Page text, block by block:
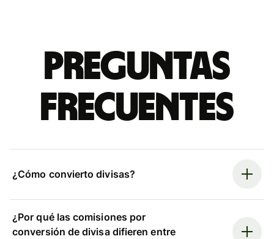
Preguntas
frecuentes
¿Cómo convierto divisas?
¿Por qué las comisiones por
conversión de divisa difieren entre